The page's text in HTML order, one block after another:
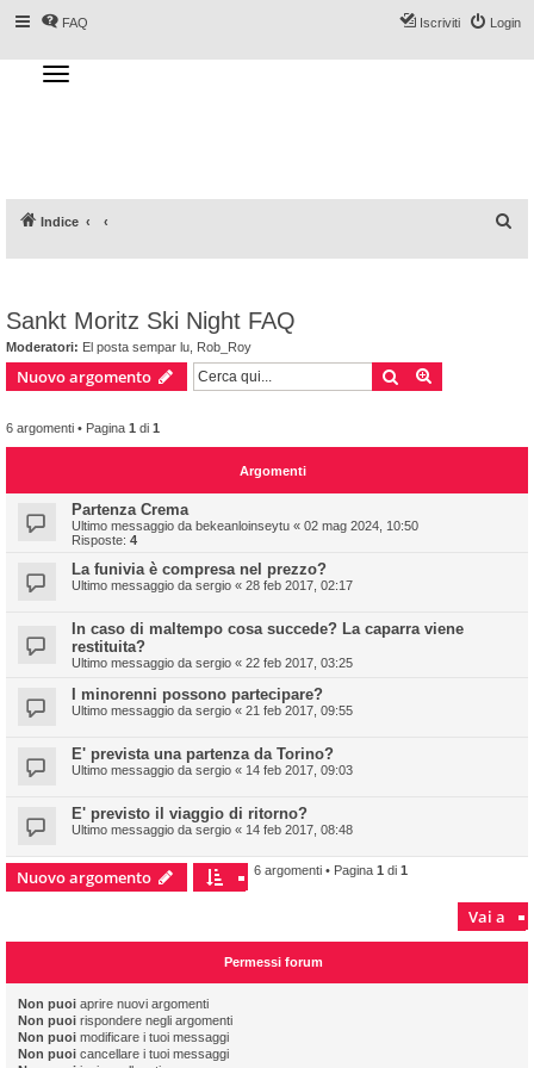
FAQ Login
Iscriviti
T
o
g
a
t
Indice
Sankt Moritz Ski Night FAQ
Moderatori: El posta sempar lu Rob_Roy
Nuovo argomento Cerca
6 argomenti • Pagina 1 di 1
Argomenti
Partenza Crema
Ultimo messaggio da bekeanloinseytu « 02 mag 2024, 10:50
Risposte: 4
La funivia è compresa nel prezzo?
Ultimo messaggio da sergio « 28 feb 2017, 02:17
In caso di maltempo cosa succede? La caparra viene
restituita?
Ultimo messaggio da sergio « 22 feb 2017, 03:25
I minorenni possono partecipare?
Ultimo messaggio da sergio « 21 feb 2017, 09:55
E' prevista una partenza da Torino?
Ultimo messaggio da sergio « 14 feb 2017, 09:03
E' previsto il viaggio di ritorno?
Ultimo messaggio da sergio « 14 feb 2017, 08:48
Nuovo argomento 6 argomenti • Pagina 1 di 1
Vai a
Permessi forum
Non puoi aprire nuovi argomenti
Non puoi rispondere negli argomenti
Non puoi modificare i tuoi messaggi
Non puoi cancellare i tuoi messaggi